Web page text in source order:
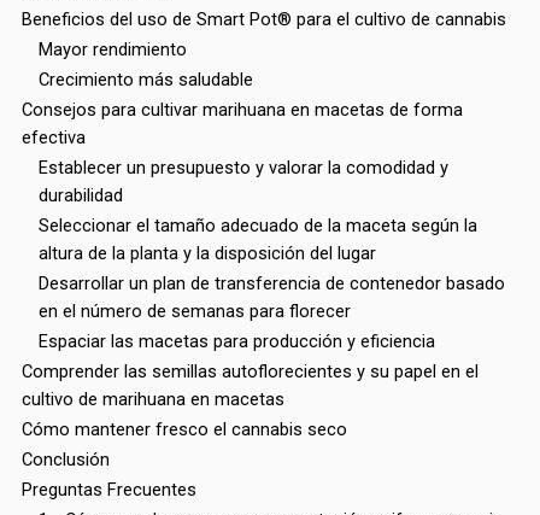
Beneficios del uso de Smart Pot® para el cultivo de cannabis
Mayor rendimiento
Crecimiento más saludable
Consejos para cultivar marihuana en macetas de forma
efectiva
Establecer un presupuesto y valorar la comodidad y
durabilidad
Seleccionar el tamaño adecuado de la maceta según la
altura de la planta y la disposición del lugar
Desarrollar un plan de transferencia de contenedor basado
en el número de semanas para florecer
Espaciar las macetas para producción y eficiencia
Comprender las semillas autoflorecientes y su papel en el
cultivo de marihuana en macetas
Cómo mantener fresco el cannabis seco
Conclusión
Preguntas Frecuentes